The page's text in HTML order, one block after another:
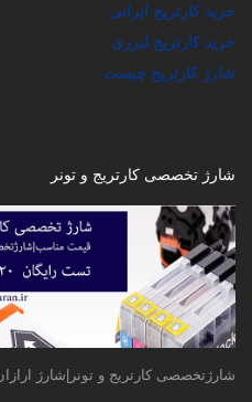
خرید کارتریج ایرانی
خرید کارتریج لیزری
شارژ کارتریج چیست
شارژ تخصصی کارتریج و تونر
شارژتخصصی کارتریج و تونر|شارژ